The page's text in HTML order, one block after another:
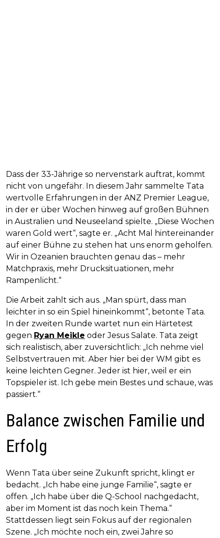
Dass der 33-Jährige so nervenstark auftrat, kommt
nicht von ungefähr. In diesem Jahr sammelte Tata
wertvolle Erfahrungen in der ANZ Premier League,
in der er über Wochen hinweg auf großen Bühnen
in Australien und Neuseeland spielte. „Diese Wochen
waren Gold wert“, sagte er. „Acht Mal hintereinander
auf einer Bühne zu stehen hat uns enorm geholfen.
Wir in Ozeanien brauchten genau das – mehr
Matchpraxis, mehr Drucksituationen, mehr
Rampenlicht.“
Die Arbeit zahlt sich aus. „Man spürt, dass man
leichter in so ein Spiel hineinkommt“, betonte Tata.
In der zweiten Runde wartet nun ein Härtetest
gegen Ryan Meikle oder Jesus Salate. Tata zeigt
sich realistisch, aber zuversichtlich: „Ich nehme viel
Selbstvertrauen mit. Aber hier bei der WM gibt es
keine leichten Gegner. Jeder ist hier, weil er ein
Topspieler ist. Ich gebe mein Bestes und schaue, was
passiert.“
Balance zwischen Familie und
Erfolg
Wenn Tata über seine Zukunft spricht, klingt er
bedacht. „Ich habe eine junge Familie“, sagte er
offen. „Ich habe über die Q-School nachgedacht,
aber im Moment ist das noch kein Thema.“
Stattdessen liegt sein Fokus auf der regionalen
Szene. „Ich möchte noch ein, zwei Jahre so